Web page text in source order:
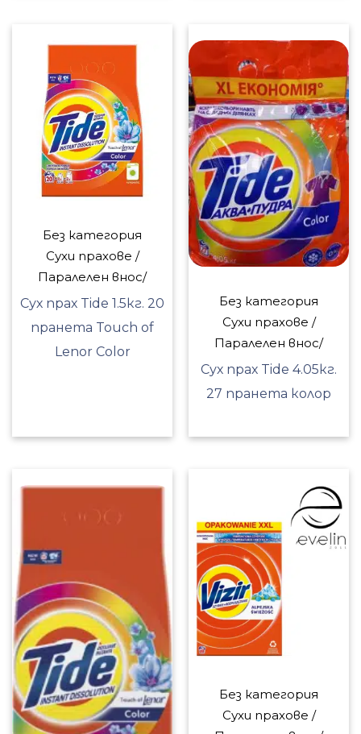
Без категория
Сухи прахове /
Паралелен внос/
Сух прах Tide 1.5кг. 20
пранета Touch of
Lenor Color
Без категория
Сухи прахове /
Паралелен внос/
Сух прах Tide 4.05кг.
27 пранета колор
Без категория
Сухи прахове /